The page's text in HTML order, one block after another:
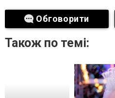
Обговорити
Також по темі: